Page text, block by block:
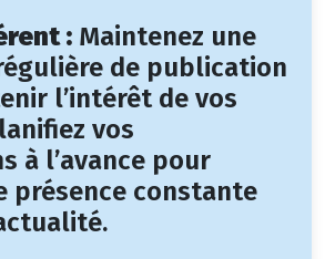
: Maintenez une
de publication
l’intérêt de vos
vos
à l’avance pour
présence constante